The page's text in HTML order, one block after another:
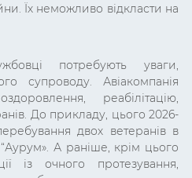
Їх неможливо відкласти на
потребують уваги,
супроводу. Авіакомпанія
реабілітацію,
До прикладу, цього 2026-
двох ветеранів в
“Аурум». А раніше, крім цього
із очного протезування,